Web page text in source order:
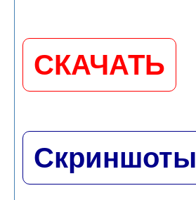
СКАЧАТЬ
Скриншоты